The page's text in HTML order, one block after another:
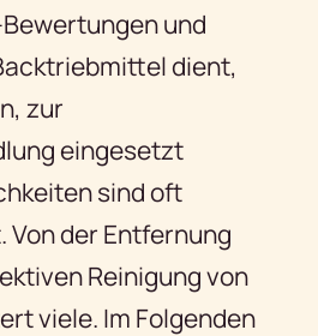
und
dient,
zur
eingesetzt
sind oft
der Entfernung
Reinigung von
viele. Im Folgenden